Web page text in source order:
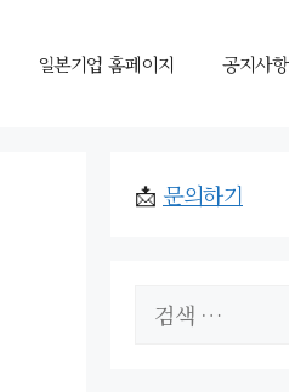
일본기업 홈페이지 공지사항
📩 문의하기